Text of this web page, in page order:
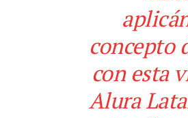
concepto
con esta
Alura